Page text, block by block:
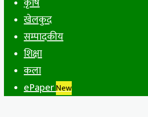
खेलकुद
सम्पादकीय
शिक्षा
कला
ePaperNew